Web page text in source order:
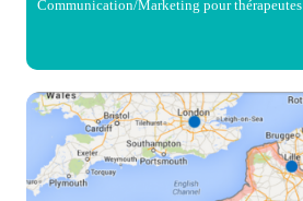
Communication/Marketing pour thérapeutes